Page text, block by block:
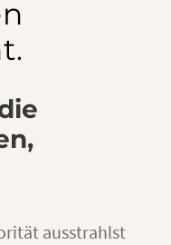
ausstrahlst